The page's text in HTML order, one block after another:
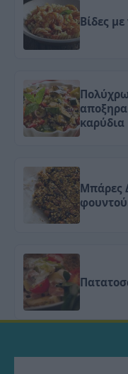
Βίδες
καρύδια
Μπάρες